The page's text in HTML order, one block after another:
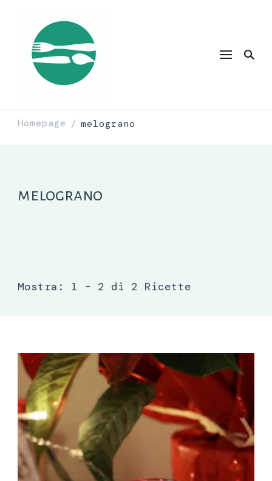
Homepage / melograno
melograno
Mostra: 1 – 2 di 2 Ricette